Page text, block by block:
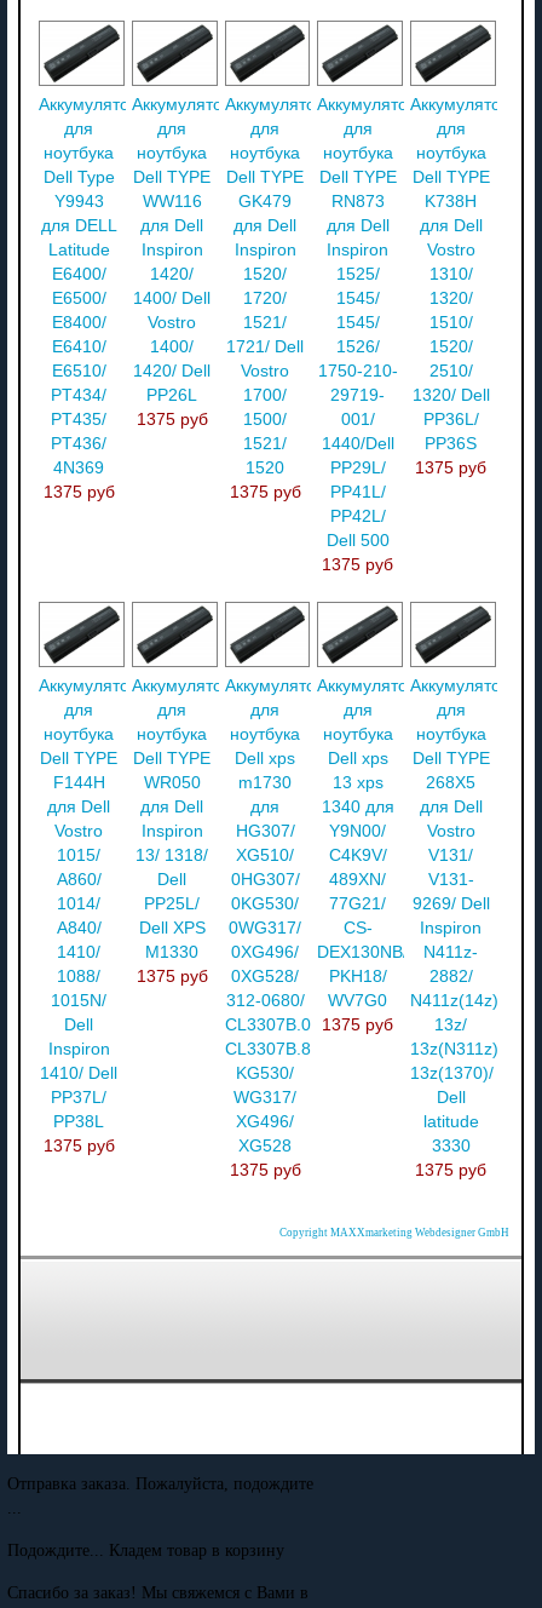
Аккумулятор
для
ноутбука
Dell Type
Y9943
для DELL
Latitude
E6400/
E6500/
E8400/
E6410/
E6510/
PT434/
PT435/
PT436/
4N369
1375 руб
Аккумулятор
для
ноутбука
Dell TYPE
WW116
для Dell
Inspiron
1420/
1400/ Dell
Vostro
1400/
1420/ Dell
PP26L
1375 руб
Аккумулятор
для
ноутбука
Dell TYPE
GK479
для Dell
Inspiron
1520/
1720/
1521/
1721/ Dell
Vostro
1700/
1500/
1521/
1520
1375 руб
Аккумулятор
для
ноутбука
Dell TYPE
RN873
для Dell
Inspiron
1525/
1545/
1545/
1526/
1750-210-
29719-
001/
1440/Dell
PP29L/
PP41L/
PP42L/
Dell 500
1375 руб
Аккумулятор
для
ноутбука
Dell TYPE
K738H
для Dell
Vostro
1310/
1320/
1510/
1520/
2510/
1320/ Dell
PP36L/
PP36S
1375 руб
Аккумулятор
для
ноутбука
Dell TYPE
F144H
для Dell
Vostro
1015/
A860/
1014/
A840/
1410/
1088/
1015N/
Dell
Inspiron
1410/ Dell
PP37L/
PP38L
1375 руб
Аккумулятор
для
ноутбука
Dell TYPE
WR050
для Dell
Inspiron
13/ 1318/
Dell
PP25L/
Dell XPS
M1330
1375 руб
Аккумулятор
для
ноутбука
Dell xps
m1730
для
HG307/
XG510/
0HG307/
0KG530/
0WG317/
0XG496/
0XG528/
312-0680/
CL3307B.085/
CL3307B.806/
KG530/
WG317/
XG496/
XG528
1375 руб
Аккумулятор
для
ноутбука
Dell xps
13 xps
1340 для
Y9N00/
C4K9V/
489XN/
77G21/
CS-
DEX130NB/
PKH18/
WV7G0
1375 руб
Аккумулятор
для
ноутбука
Dell TYPE
268X5
для Dell
Vostro
V131/
V131-
9269/ Dell
Inspiron
N411z-
2882/
N411z(14z)/
13z/
13z(N311z)/
13z(1370)/
Dell
latitude
3330
1375 руб
Copyright MAXXmarketing Webdesigner GmbH
Отправка заказа. Пожалуйста, подождите
Подождите... Кладем товар в корзину
Спасибо за заказ! Мы свяжемся с Вами в